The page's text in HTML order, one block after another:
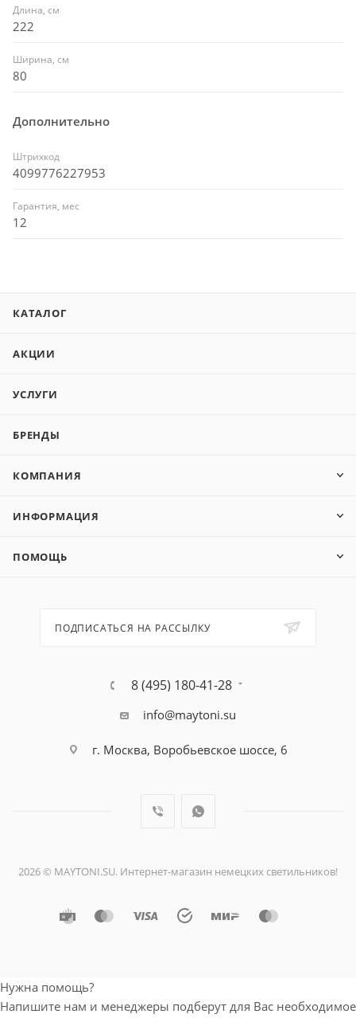
Длина, см
222
Ширина, см
80
Дополнительно
Штрихкод
4099776227953
Гарантия, мес
12
КАТАЛОГ
АКЦИИ
УСЛУГИ
БРЕНДЫ
КОМПАНИЯ
ИНФОРМАЦИЯ
ПОМОЩЬ
ПОДПИСАТЬСЯ НА РАССЫЛКУ
8 (495) 180-41-28
info@maytoni.su
г. Москва, Воробьевское шоссе, 6
2026 © MAYTONI.SU. Интернет-магазин немецких светильников!
Нужна помощь?
Напишите нам и менеджеры подберут для Вас необходимое